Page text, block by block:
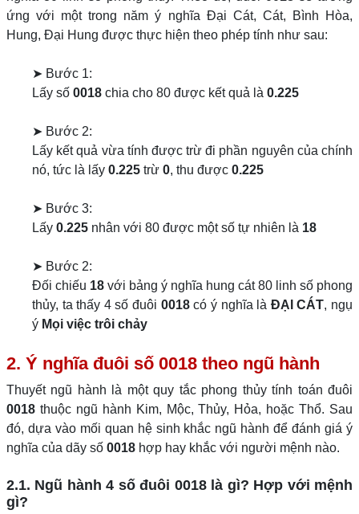
ứng với một trong năm ý nghĩa Đại Cát, Cát, Bình Hòa,
Hung, Đại Hung được thực hiện theo phép tính như sau:
➤ Bước 1:
Lấy số 0018 chia cho 80 được kết quả là 0.225
➤ Bước 2:
Lấy kết quả vừa tính được trừ đi phần nguyên của chính
nó, tức là lấy 0.225 trừ 0, thu được 0.225
➤ Bước 3:
Lấy 0.225 nhân với 80 được một số tự nhiên là 18
➤ Bước 2:
Đối chiếu 18 với bảng ý nghĩa hung cát 80 linh số phong
thủy, ta thấy 4 số đuôi 0018có ý nghĩa là ĐẠI CÁT, ngụ
ý Mọi việc trôi chảy
2. Ý nghĩa đuôi số 0018 theo ngũ hành
Thuyết ngũ hành là một quy tắc phong thủy tính toán đuôi
0018 thuộc ngũ hành Kim, Mộc, Thủy, Hỏa, hoặc Thổ. Sau
đó, dựa vào mối quan hệ sinh khắc ngũ hành để đánh giá ý
nghĩa của dãy số 0018 hợp hay khắc với người mệnh nào.
2.1. Ngũ hành 4 số đuôi 0018 là gì? Hợp với mệnh
gì?